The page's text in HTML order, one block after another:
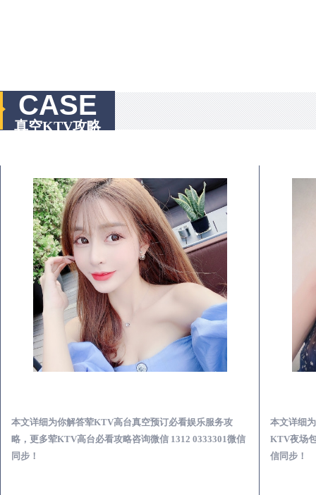
CASE
真空KTV攻略
本文详细为你解答荤KTV高台真空预订必看娱乐服务攻
略，更多荤KTV高台必看攻略咨询微信 1312 0333301微信
同步！
本文详细
KTV夜场
信同步！